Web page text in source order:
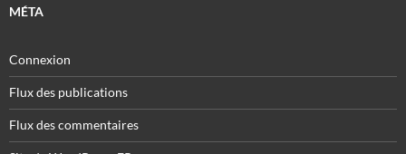
MÉTA
Connexion
Flux des publications
Flux des commentaires